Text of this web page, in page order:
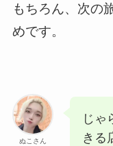
もちろん、次の
めです。
ぬこさん
じゃ
きる